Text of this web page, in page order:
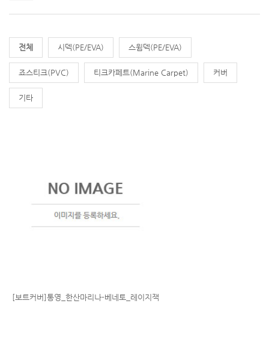
전체 시덱(PE/EVA) 스윔덱(PE/EVA)
죠스티크(PVC) 티크카페트(Marine Carpet) 커버
기타
[보트커버]통영_한산마리나-베네토_레이지잭